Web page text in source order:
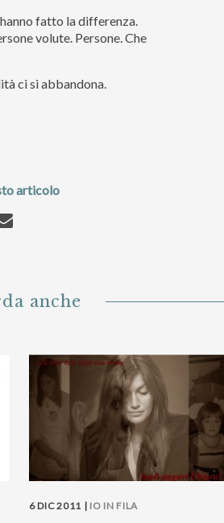
fatto la differenza.
volute. Persone. Che
ci si abbandona.
articolo
anche
6 DIC 2011 | IO IN FILA